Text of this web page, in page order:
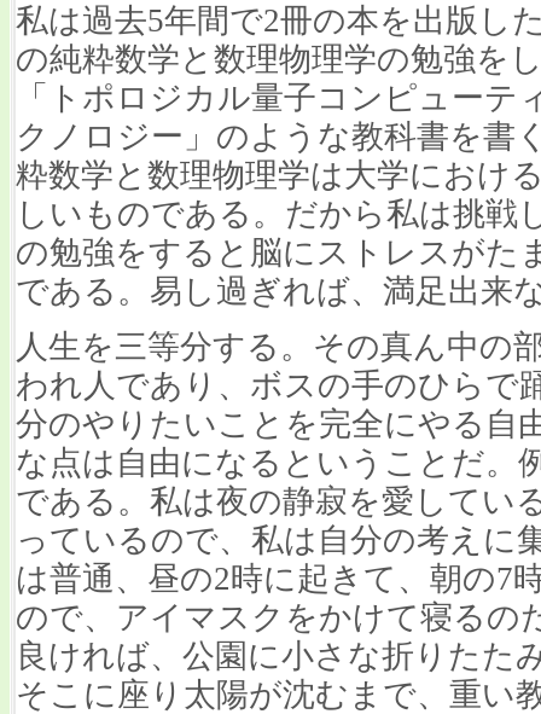
私は過去5年間で2冊の本を出版し
の純粋数学と数理物理学の勉強を
「トポロジカル量子コンピュー
クノロジー」のような教科書を書
粋数学と数理物理学は大学におけ
しいものである。だから私は挑戦
の勉強をすると脳にストレスがた
である。易し過ぎれば、満足出来
人生を三等分する。その真ん中の
われ人であり、ボスの手のひらで
分のやりたいことを完全にやる自
な点は自由になるということだ。
である。私は夜の静寂を愛してい
っているので、私は自分の考えに
は普通、昼の2時に起きて、朝の7
ので、アイマスクをかけて寝るの
良ければ、公園に小さな折りたた
そこに座り太陽が沈むまで、重い